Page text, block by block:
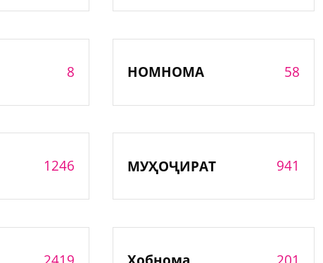
8 НОМНОМА 58
1246 МУҲОҶИРАТ 941